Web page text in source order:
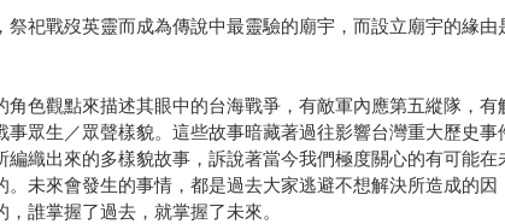
祀戰歿英靈而成為傳說中最靈驗的廟宇，而設立廟宇的緣
色觀點來描述其眼中的台海戰爭，有敵軍內應第五縱隊，
眾生／眾聲樣貌。這些故事暗藏著過往影響台灣重大歷史
織出來的多樣貌故事，訴說著當今我們極度關心的有可能
未來會發生的事情，都是過去大家逃避不想解決所造成的
誰掌握了過去，就掌握了未來。